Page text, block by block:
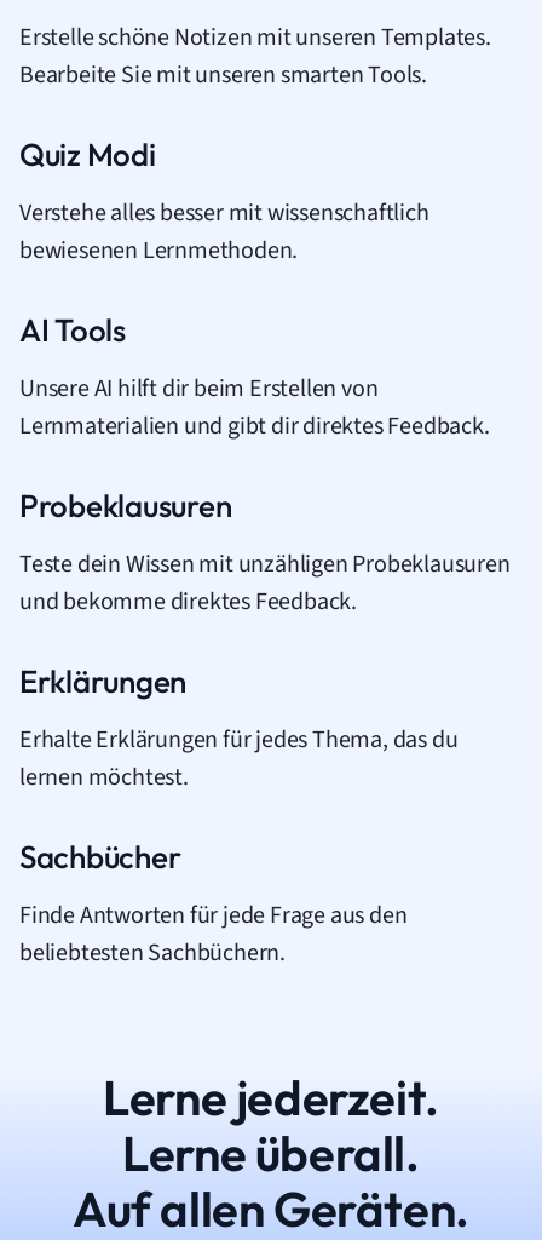
Erstelle schöne Notizen mit unseren Templates.
Bearbeite Sie mit unseren smarten Tools.
Quiz Modi
Verstehe alles besser mit wissenschaftlich
bewiesenen Lernmethoden.
AI Tools
Unsere AI hilft dir beim Erstellen von
Lernmaterialien und gibt dir direktes Feedback.
Probeklausuren
Teste dein Wissen mit unzähligen Probeklausuren
und bekomme direktes Feedback.
Erklärungen
Erhalte Erklärungen für jedes Thema, das du
lernen möchtest.
Sachbücher
Finde Antworten für jede Frage aus den
beliebtesten Sachbüchern.
Lerne jederzeit.
Lerne überall.
Auf allen Geräten.